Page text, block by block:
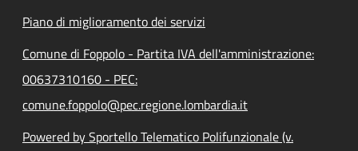
Piano di miglioramento dei servizi
Comune di Foppolo - Partita IVA dell'amministrazione:
00637310160 - PEC:
comune.foppolo@pec.regione.lombardia.it
Powered by Sportello Telematico Polifunzionale (v.